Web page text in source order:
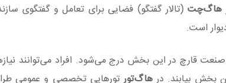
هاگ‌چت (تالار گفتگو) فضایی برای تعامل و گفتگوی
است.
قارچ در این بخش درج می‌شود. افراد می‌توانند
بخش بیابند. در هاگ‌تورتورهایی تخصصی و عمومی